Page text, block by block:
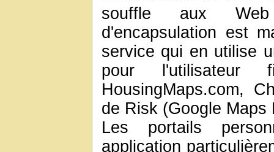
souffle aux
d'encapsulation est
service qui en utilise
pour l'utilisateur
HousingMaps.com,
de Risk (Google Maps
Les portails
application